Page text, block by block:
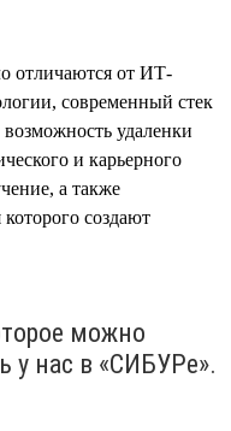
отличаются от ИТ-
современный стек
удаленки
и карьерного
а также
создают
можно
у нас в «СИБУРе».